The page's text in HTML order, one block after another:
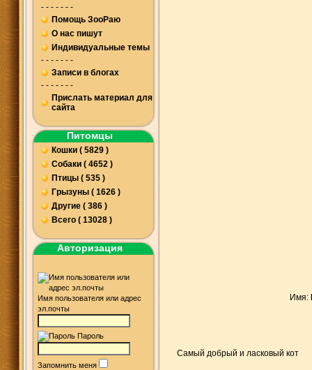
- - - - - - -
Помощь ЗооРаю
О нас пишут
Индивидуальные темы
- - - - - - -
Записи в блогах
- - - - - - -
Прислать материал для
сайта
Питомцы
Кошки ( 5829 )
Собаки ( 4652 )
Птицы ( 535 )
Грызуны ( 1626 )
Другие ( 386 )
Всего ( 13028 )
Авторизация
Имя пользователя или адрес
эл.почты
Пароль
Запомнить меня
Имя:
Самый добрый и ласковый кот